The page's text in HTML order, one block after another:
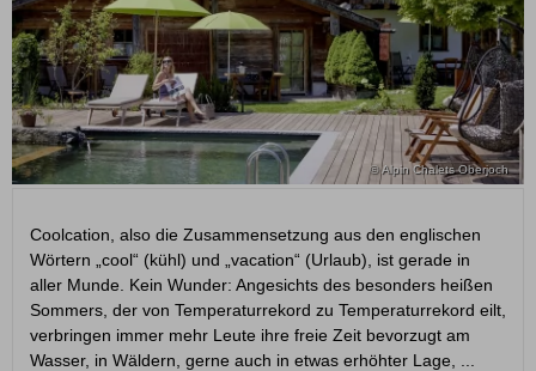
© Alpin Chalets Oberjoch
Coolcation, also die Zusammensetzung aus den englischen
Wörtern „cool“ (kühl) und „vacation“ (Urlaub), ist gerade in
aller Munde. Kein Wunder: Angesichts des besonders heißen
Sommers, der von Temperaturrekord zu Temperaturrekord eilt,
verbringen immer mehr Leute ihre freie Zeit bevorzugt am
Wasser, in Wäldern, gerne auch in etwas erhöhter Lage, ...